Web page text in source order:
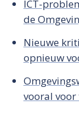
ICT-
de
Nieuwe
opnieuw
vooral